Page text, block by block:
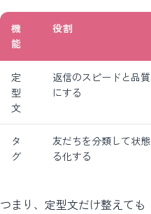
機
能
役割
定
型
文
返信のスピードと品
にする
タ
グ
友だちを分類して状
る化する
つまり、定型文だけ整えて